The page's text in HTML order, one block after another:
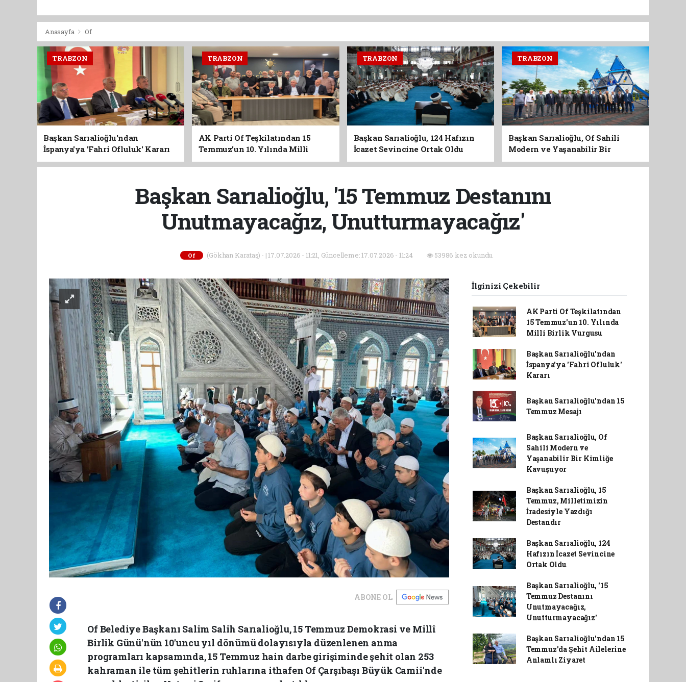
Anasayfa Of
TRABZON
Başkan Sarıalioğlu'ndan
İspanya'ya 'Fahri Ofluluk' Kararı
TRABZON
AK Parti Of Teşkilatından 15
Temmuz'un 10. Yılında Milli
Birlik Vurgusu
TRABZON
Başkan Sarıalioğlu, 124 Hafızın
İcazet Sevincine Ortak Oldu
TRABZON
Başkan Sarıalioğlu, Of Sahili
Modern ve Yaşanabilir Bir
Kimliğe Kavuşuyor
Başkan Sarıalioğlu, '15 Temmuz Destanını
Unutmayacağız, Unutturmayacağız'
Of (Gökhan Karataş) - | 17.07.2026 - 11:21, Güncelleme: 17.07.2026 - 11:24 53986 kez okundu.
ABONE OL
Of Belediye Başkanı Salim Salih Sarıalioğlu, 15 Temmuz Demokrasi ve Millî
Birlik Günü'nün 10'uncu yıl dönümü dolayısıyla düzenlenen anma
programları kapsamında, 15 Temmuz hain darbe girişiminde şehit olan 253
kahraman ile tüm şehitlerin ruhlarına ithafen Of Çarşıbaşı Büyük Camii'nde
İlginizi Çekebilir
AK Parti Of Teşkilatından
15 Temmuz'un 10. Yılında
Milli Birlik Vurgusu
Başkan Sarıalioğlu'ndan
İspanya'ya 'Fahri Ofluluk'
Kararı
Başkan Sarıalioğlu'ndan 15
Temmuz Mesajı
Başkan Sarıalioğlu, Of
Sahili Modern ve
Yaşanabilir Bir Kimliğe
Kavuşuyor
Başkan Sarıalioğlu, 15
Temmuz, Milletimizin
İradesiyle Yazdığı
Destandır
Başkan Sarıalioğlu, 124
Hafızın İcazet Sevincine
Ortak Oldu
Başkan Sarıalioğlu, '15
Temmuz Destanını
Unutmayacağız,
Unutturmayacağız'
Başkan Sarıalioğlu'ndan 15
Temmuz'da Şehit Ailelerine
Anlamlı Ziyaret